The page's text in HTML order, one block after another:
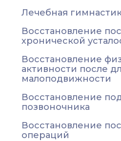
Лечебная
Восстановление
хронической
Восстановление
активности после
малоподвижности
Восстановление
позвоночника
Восстановление
операций